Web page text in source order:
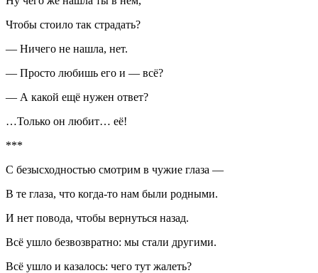
Чтобы стоило так страдать?
— Ничего не нашла, нет.
— Просто любишь его и — всё?
— А какой ещё нужен ответ?
…Только он любит… её!
***
С безысходностью смотрим в чужие глаза —
В те глаза, что когда-то нам были родными.
И нет повода, чтобы вернуться назад.
Всё ушло безвозвратно: мы стали другими.
Всё ушло и казалось: чего тут жалеть?